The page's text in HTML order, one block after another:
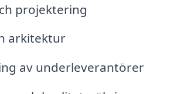
projektering
arkitektur
av underleverantörer